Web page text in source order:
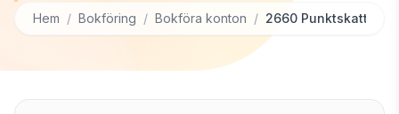
Hem / Bokföring / Bokföra konton / 2660 Punktskatter